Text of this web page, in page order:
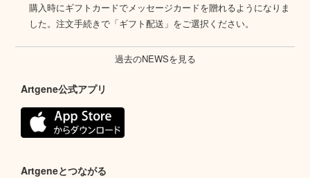
購入時にギフトカードでメッセージカードを贈れるようになりま
した。注文手続きで「ギフト配送」をご選択ください。
過去のNEWSを見る
Artgene公式アプリ
Artgeneとつながる